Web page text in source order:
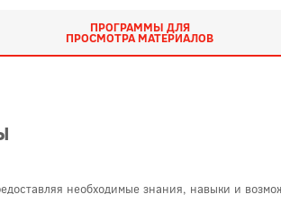
ПРОГРАММЫ ДЛЯ
ПРОСМОТРА МАТЕРИАЛОВ
необходимые знания, навыки и